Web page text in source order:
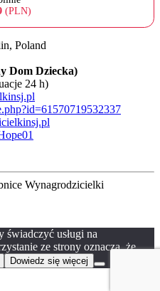
(PLN)
Poland
Dom Dziecka)
24 h)
Wynagrodzicielki
świadczyć usługi na
ze strony oznacza, że
Dowiedz się więcej